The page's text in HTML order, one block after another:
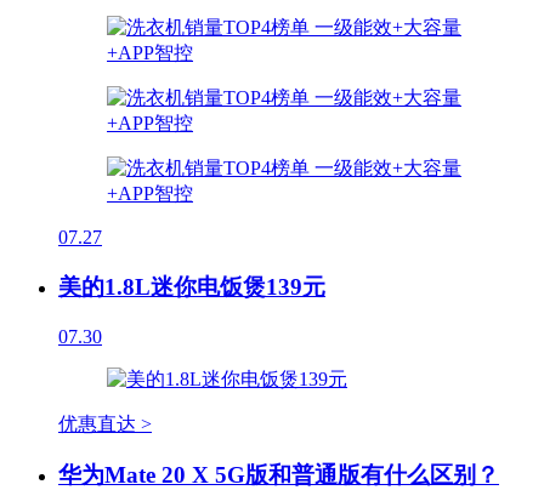
07.27
美的1.8L迷你电饭煲139元
07.30
优惠直达 >
华为Mate 20 X 5G版和普通版有什么区别？